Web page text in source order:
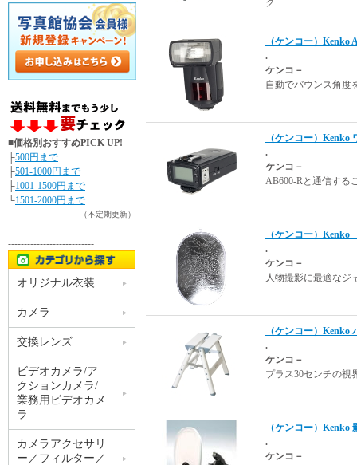
ク
（ケンコー）Kenko
.
ケンコ－
自動でバウンス角度
（ケンコー）
.
ケンコ－
AB600-Rと通信する
（ケンコー）
.
ケンコ－
人物撮影に最適なジ
（ケンコー）Kenko
.
ケンコ－
プラス30センチの視
（ケンコー）Kenko
.
ケンコ－
■価格別おすすめPICK UP!
├500円まで
├501-1000円まで
├1001-1500円まで
└1501-2000円まで
（不定期更新）
---------------------------
オリジナル衣装
カメラ
交換レンズ
ビデオカメラ/ア
クションカメラ/
業務用ビデオカメ
ラ
カメラアクセサリ
ー／フィルター／